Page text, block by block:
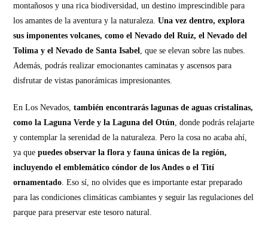
montañosos y una rica biodiversidad, un destino imprescindible para
los amantes de la aventura y la naturaleza.Una vez dentro, explora
sus imponentes volcanes, como el Nevado del Ruiz, el Nevado del
Tolima y el Nevado de Santa Isabel, que se elevan sobre las nubes.
Además, podrás realizar emocionantes caminatas y ascensos para
disfrutar de vistas panorámicas impresionantes.
En Los Nevados,también encontrarás lagunas de aguas cristalinas,
como la Laguna Verde y la Laguna del Otún, donde podrás relajarte
y contemplar la serenidad de la naturaleza. Pero la cosa no acaba ahí,
ya quepuedes observar la flora y fauna únicas de la región,
incluyendo el emblemático cóndor de los Andes o el Tití
ornamentado. Eso sí, no olvides que es importante estar preparado
para las condiciones climáticas cambiantes y seguir las regulaciones del
parque para preservar este tesoro natural.